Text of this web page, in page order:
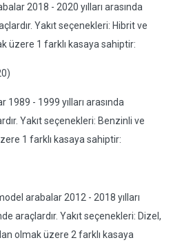
2018 - 2020 yılları arasında
Yakıt seçenekleri: Hibrit ve
üzere 1 farklı kasaya sahiptir:
1989 - 1999 yılları arasında
Yakıt seçenekleri: Benzinli ve
1 farklı kasaya sahiptir:
arabalar 2012 - 2018 yılları
araçlardır. Yakıt seçenekleri: Dizel,
olmak üzere 2 farklı kasaya